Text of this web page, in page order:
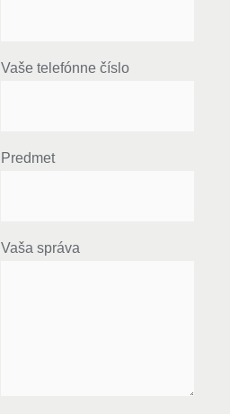
Vaše telefónne číslo
Predmet
Vaša správa